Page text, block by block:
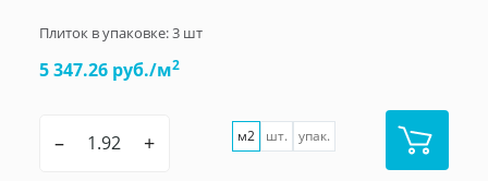
Плиток в упаковке:3 шт
5 347.26 руб./м2
– + м2 шт. упак.